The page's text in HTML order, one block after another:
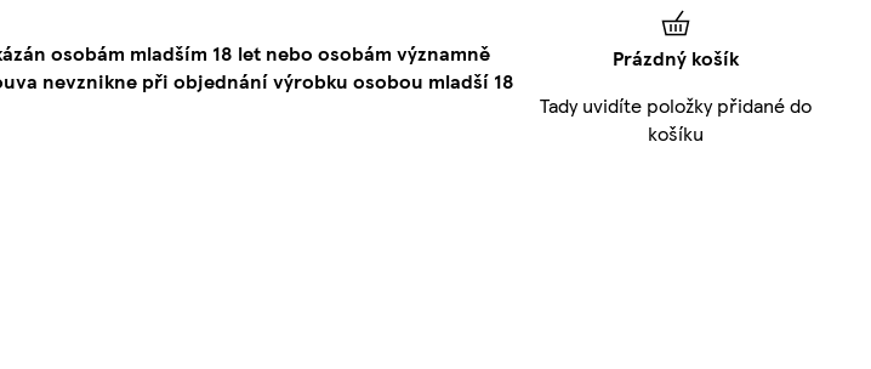
osobám mladším 18 let nebo osobám významně
nevznikne při objednání výrobku osobou mladší 18
Prázdný košík
Tady uvidíte položky přidané do
košíku